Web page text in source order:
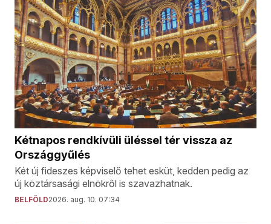
Kétnapos rendkívüli üléssel tér vissza az
Országgyűlés
Két új fideszes képviselő tehet esküt, kedden pedig az
új köztársasági elnökről is szavazhatnak.
BELFÖLD2026. aug. 10. 07:34